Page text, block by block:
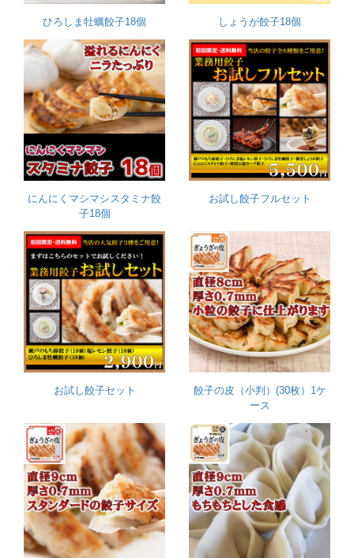
ひろしま牡蠣餃子18個 しょうが餃子18個
にんにくマシマシスタミナ餃
子18個
お試し餃子フルセット
お試し餃子セット
餃子の皮（小判）(30枚）1ケ
ース